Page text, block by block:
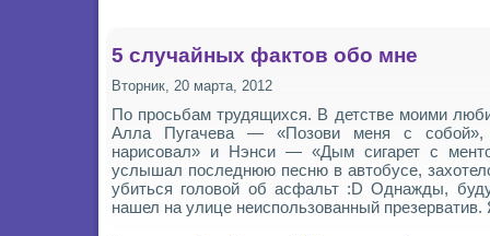
5 случайных фактов обо мне
Вторник, 20 марта, 2012
По просьбам трудящихся. В детстве моими
Алла Пугачева — «Позови меня с
нарисовал» и Нэнси — «Дым сигарет с
услышал последнюю песню в автобусе,
убиться головой об асфальт :D Однажды,
нашел на улице неиспользованный